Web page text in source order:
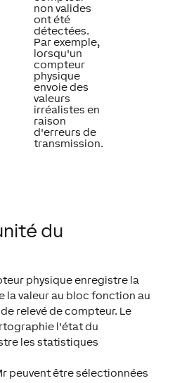
non valides
ont été
détectées.
Par exemple,
lorsqu'un
compteur
physique
envoie des
valeurs
irréalistes en
raison
d'erreurs de
transmission.
du
physique enregistre la
la valeur au bloc fonction au
relevé de compteur. Le
l'état du
les statistiques
peuvent être sélectionnées